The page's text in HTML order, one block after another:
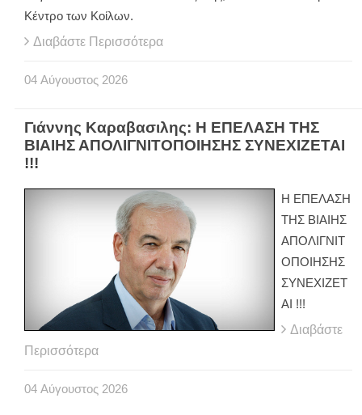
Κέντρο των Κοίλων.
Διαβάστε Περισσότερα
04 Αύγουστος 2026
Γιάννης Καραβασιλης: Η ΕΠΕΛΑΣΗ ΤΗΣ
ΒΙΑΙΗΣ ΑΠΟΛΙΓΝΙΤΟΠΟΙΗΣΗΣ ΣΥΝΕΧΙΖΕΤΑΙ
!!!
Η ΕΠΕΛΑΣΗ
ΤΗΣ ΒΙΑΙΗΣ
ΑΠΟΛΙΓΝΙΤ
ΟΠΟΙΗΣΗΣ
ΣΥΝΕΧΙΖΕΤ
ΑΙ !!!
Διαβάστε
Περισσότερα
04 Αύγουστος 2026